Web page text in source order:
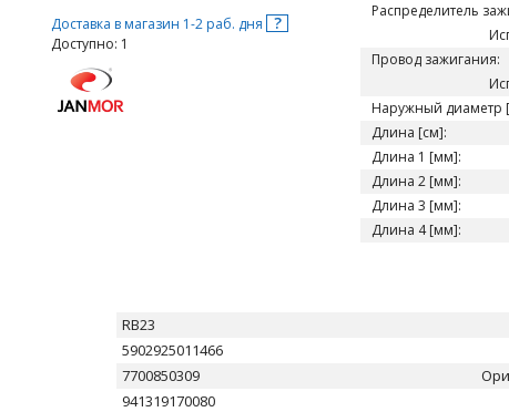
Доставка в магазин 1-2 раб. дня ?
Доступно: 1
Распределитель
Провод зажигания:
Наружный диаметр
Длина [см]:
Длина 1 [мм]:
Длина 2 [мм]:
Длина 3 [мм]:
Длина 4 [мм]:
RB23
5902925011466
7700850309
941319170080